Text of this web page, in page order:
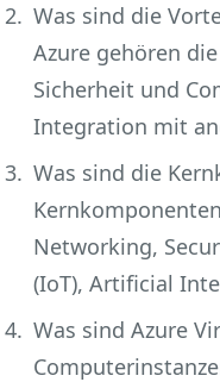
Was sind die
Azure gehören
Sicherheit und
Integration mit
Was sind die
Networking,
(IoT), Artificial
Was sind Azure